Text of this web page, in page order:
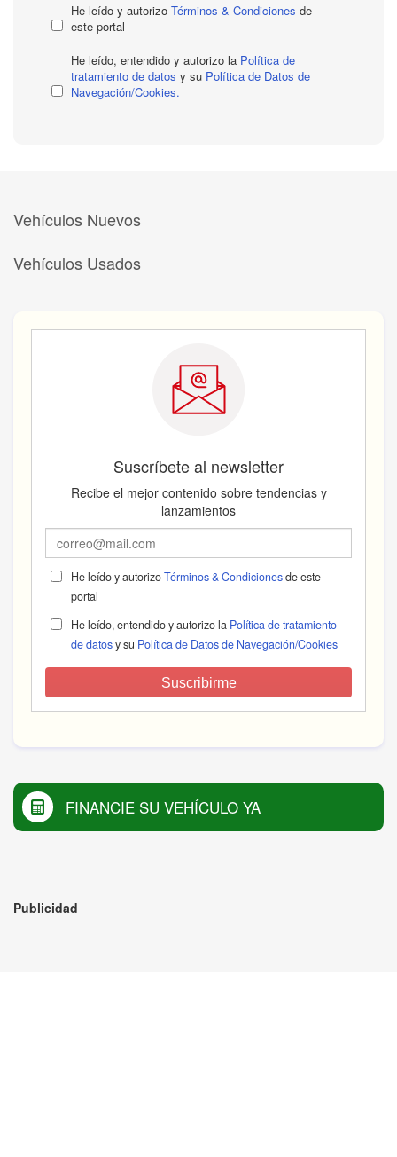
He leído y autorizo Términos & Condiciones de
este portal
He leído, entendido y autorizo la Política de
tratamiento de datos y su Política de Datos de
Navegación/Cookies.
Vehículos Nuevos
Vehículos Usados
Suscríbete al newsletter
Recibe el mejor contenido sobre tendencias y
lanzamientos
He leído y autorizoTérminos & Condicionesde este
portal
He leído, entendido y autorizo la Política de tratamiento
de datosy su Política de Datos de Navegación/Cookies
Suscribirme
FINANCIE SU VEHÍCULO YA
Publicidad